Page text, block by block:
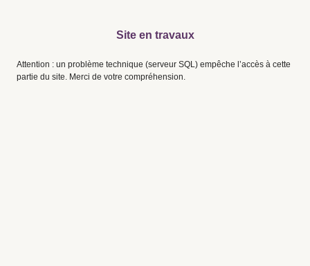
Site en travaux
Attention : un problème technique (serveur SQL) empêche l’accès à cette
partie du site. Merci de votre compréhension.